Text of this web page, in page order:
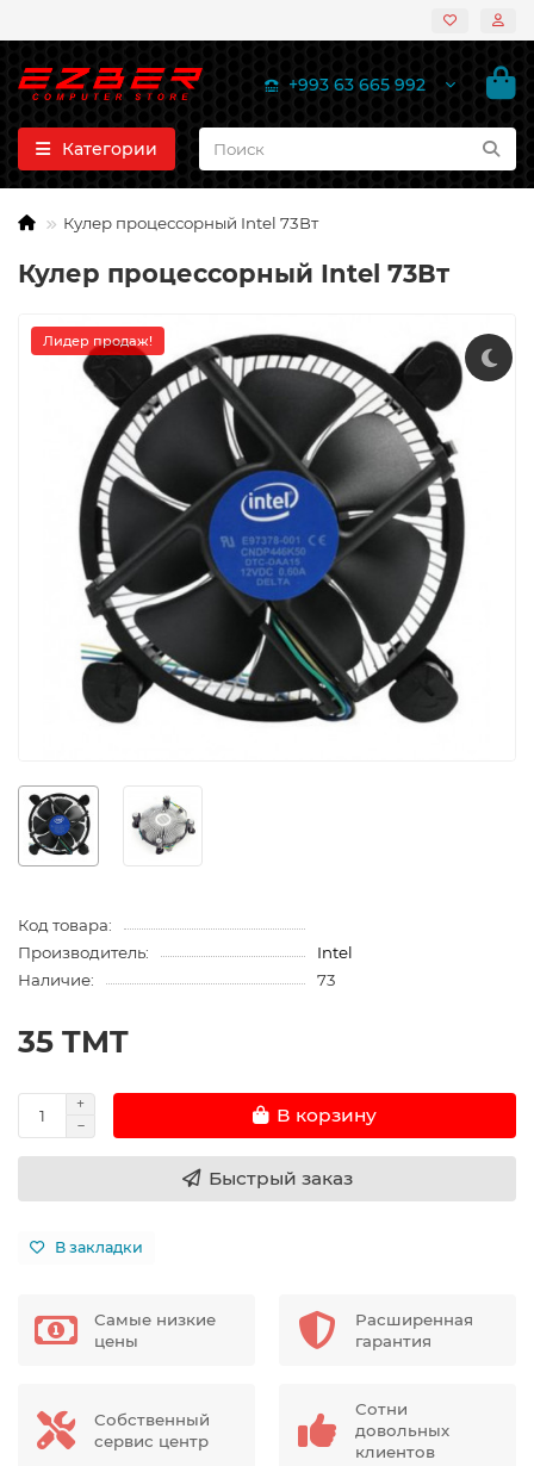
+993 63 665 992
Категории
Кулер процессорный Intel 73Вт
Кулер процессорный Intel 73Вт
Лидер продаж!
Код товара:
Производитель:
Intel
Наличие:
73
35 TMT
В корзину
Быстрый заказ
В закладки
Самые низкие
цены
Расширенная
гарантия
Собственный
сервис центр
Сотни
довольных
клиентов